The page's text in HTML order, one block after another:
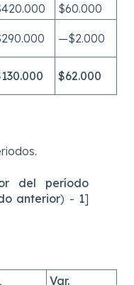
$60.000
—$2.000
$62.000
del período
anterior) - 1]
Var.